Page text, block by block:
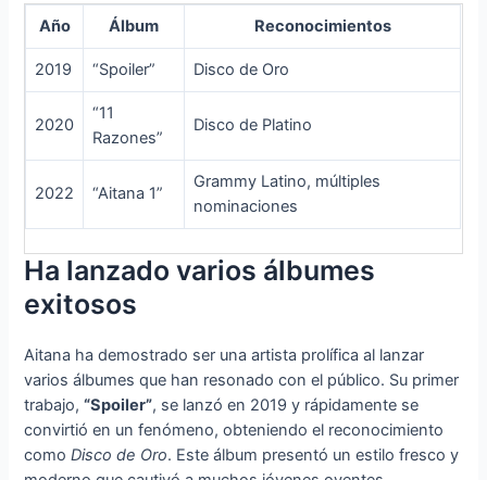
Año Álbum Reconocimientos
2019 “Spoiler” Disco de Oro
2020
“11
Razones”
Disco de Platino
2022 “Aitana 1”
Grammy Latino, múltiples
nominaciones
Ha lanzado varios álbumes
exitosos
Aitana ha demostrado ser una artista prolífica al lanzar
varios álbumes que han resonado con el público. Su primer
trabajo,“Spoiler”, se lanzó en 2019 y rápidamente se
convirtió en un fenómeno, obteniendo el reconocimiento
comoDisco de Oro. Este álbum presentó un estilo fresco y